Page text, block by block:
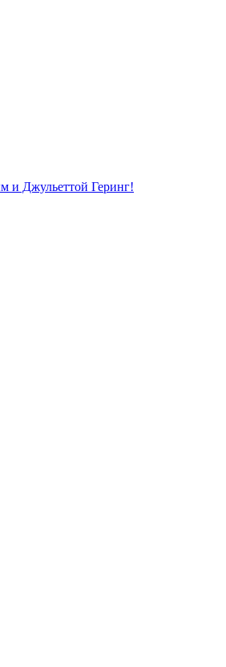
и Джульеттой Геринг!